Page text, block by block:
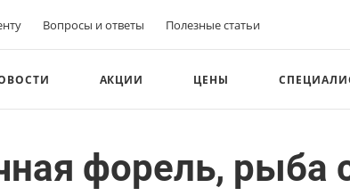
Вопросы и ответы Полезные статьи
АКЦИИ ЦЕНЫ
форель, рыба